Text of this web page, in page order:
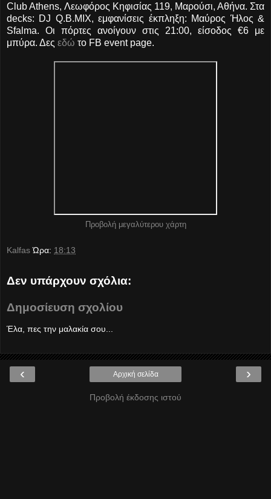
Club Athens, Λεωφόρος Κηφισίας 119, Μαρούσι, Αθήνα. Στα
decks: DJ Q.B.MIX, εμφανίσεις έκπληξη: Μαύρος Ήλος &
Sfalma. Οι πόρτες ανοίγουν στις 21:00, είσοδος €6 με
μπύρα. Δες εδώ το FB event page.
Προβολή μεγαλύτερου χάρτη
Kalfas Ώρα: 18:13
Δεν υπάρχουν σχόλια:
Δημοσίευση σχολίου
Έλα, πες την μαλακία σου...
‹ ›
Αρχική σελίδα
Προβολή έκδοσης ιστού